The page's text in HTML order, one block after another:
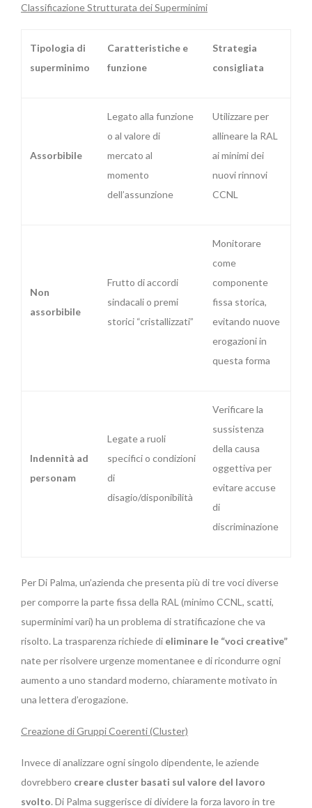
Classificazione Strutturata dei Superminimi
Tipologia di
superminimo
Caratteristiche e
funzione
Strategia
consigliata
Assorbibile
Legato alla funzione
o al valore di
mercato al
momento
dell’assunzione
Utilizzare per
allineare la RAL
ai minimi dei
nuovi rinnovi
CCNL
Non
assorbibile
Frutto di accordi
sindacali o premi
storici “cristallizzati”
Monitorare
come
componente
fissa storica,
evitando nuove
erogazioni in
questa forma
Indennità ad
personam
Legate a ruoli
specifici o condizioni
di
disagio/disponibilità
Verificare la
sussistenza
della causa
oggettiva per
evitare accuse
di
discriminazione
Per Di Palma, un’azienda che presenta più di tre voci diverse
per comporre la parte fissa della RAL (minimo CCNL, scatti,
superminimi vari) ha un problema di stratificazione che va
risolto. La trasparenza richiede di eliminare le “voci creative”
nate per risolvere urgenze momentanee e di ricondurre ogni
aumento a uno standard moderno, chiaramente motivato in
una lettera d’erogazione.
Creazione di Gruppi Coerenti (Cluster)
Invece di analizzare ogni singolo dipendente, le aziende
dovrebbero creare cluster basati sul valore del lavoro
svolto. Di Palma suggerisce di dividere la forza lavoro in tre